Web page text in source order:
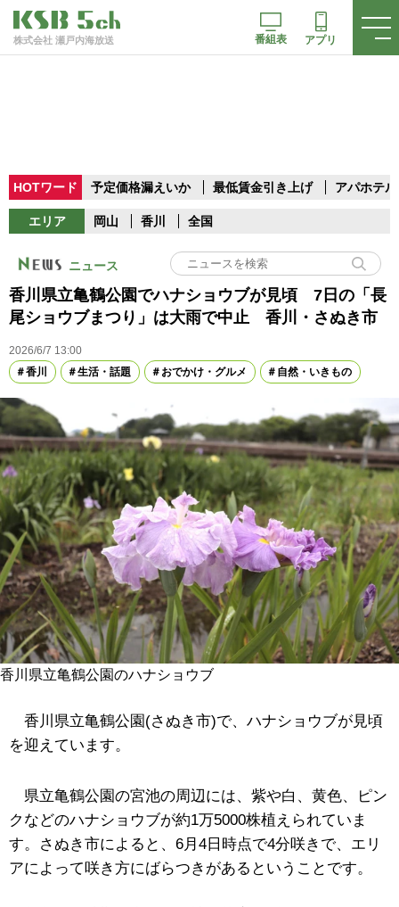
株式会社 瀬戸内海放送 番組表 アプリ
HOTワード 予定価格漏えいか 最低賃金引き上げ アパホテル
エリア 岡山 香川 全国
ニュース
香川県立亀鶴公園でハナショウブが見頃 7日の「長
尾ショウブまつり」は大雨で中止 香川・さぬき市
2026/6/7 13:00
香川
生活・話題 おでかけ・グルメ 自然・いきもの
香川県立亀鶴公園のハナショウブ
香川県立亀鶴公園(さぬき市)で、ハナショウブが見頃
を迎えています。
県立亀鶴公園の宮池の周辺には、紫や白、黄色、ピン
クなどのハナショウブが約1万5000株植えられていま
す。さぬき市によると、6月4日時点で4分咲きで、エリ
アによって咲き方にばらつきがあるということです。